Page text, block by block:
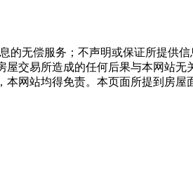
的无偿服务；不声明或保证所提供
交易所造成的任何后果与本网站
网站均得免责。本页面所提到房屋